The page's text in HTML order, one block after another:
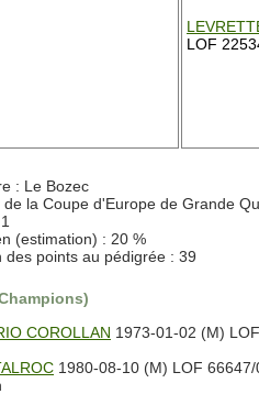
LOF
: Le Bozec
de la Coupe d'Europe de Grande
(estimation) : 20 %
des points au pédigrée : 39
COROLLAN 1973-01-02 (M)
1980-08-10 (M) LOF